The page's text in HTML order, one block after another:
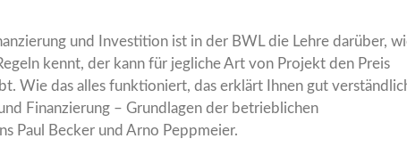
und Investition ist in der BWL die Lehre darüber,
kennt, der kann für jegliche Art von Projekt den Preis
Wie das alles funktioniert, das erklärt Ihnen gut
Finanzierung – Grundlagen der betrieblichen
Paul Becker und Arno Peppmeier.